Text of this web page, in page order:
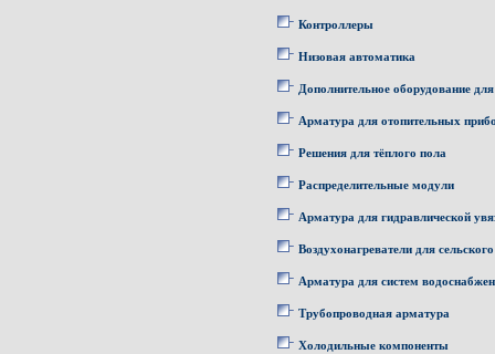
Контроллеры
Низовая автоматика
Дополнительное оборудование
Арматура для отопительных
Решения для тёплого пола
Распределительные модули
Арматура для гидравлической
Воздухонагреватели для
Арматура для систем
Трубопроводная арматура
Холодильные компоненты